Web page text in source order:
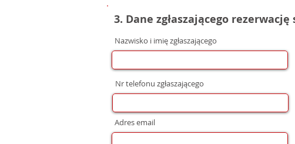
3. Dane zgłaszającego
Nr telefonu zgłaszającego
Nazwisko i imię zgłaszającego
Adres email